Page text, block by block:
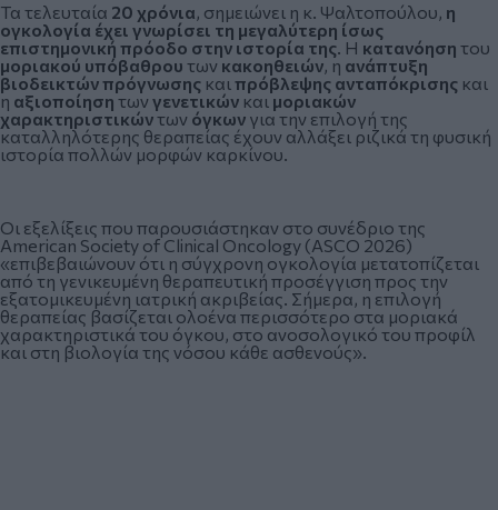
Τα τελευταία 20 χρόνια, σημειώνει η κ. Ψαλτοπούλου, η
ογκολογία έχει γνωρίσει τη μεγαλύτερη ίσως
επιστημονική πρόοδο στην ιστορία της. Η κατανόηση του
μοριακού υπόβαθρου των κακοηθειών, η ανάπτυξη
βιοδεικτών πρόγνωσης και πρόβλεψης ανταπόκρισης και
η αξιοποίηση των γενετικών και μοριακών
χαρακτηριστικώντων όγκων για την επιλογή της
καταλληλότερης θεραπείας έχουν αλλάξει ριζικά τη φυσική
ιστορία πολλών μορφών καρκίνου.
Οι εξελίξεις που παρουσιάστηκαν στο συνέδριο της
American Society of Clinical Oncology (ASCO 2026)
«επιβεβαιώνουν ότι η σύγχρονη ογκολογία μετατοπίζεται
από τη γενικευμένη θεραπευτική προσέγγιση προς την
εξατομικευμένη ιατρική ακριβείας. Σήμερα, η επιλογή
θεραπείας βασίζεται ολοένα περισσότερο στα μοριακά
χαρακτηριστικά του όγκου, στο ανοσολογικό του προφίλ
και στη βιολογία της νόσου κάθε ασθενούς».